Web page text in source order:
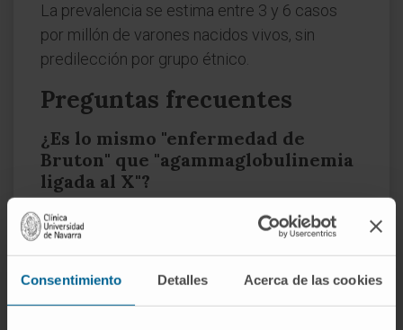
Consentimiento Detalles Acerca de las cookies
La prevalencia se estima entre 3 y 6 casos
por millón de varones nacidos vivos, sin
predilección por grupo étnico.
Preguntas frecuentes
¿Es lo mismo "enfermedad de
Bruton" que "agammaglobulinemia
ligada al X"?
Sí. Ambos nombres designan la misma
entidad. "Enfermedad de Bruton" o "síndrome